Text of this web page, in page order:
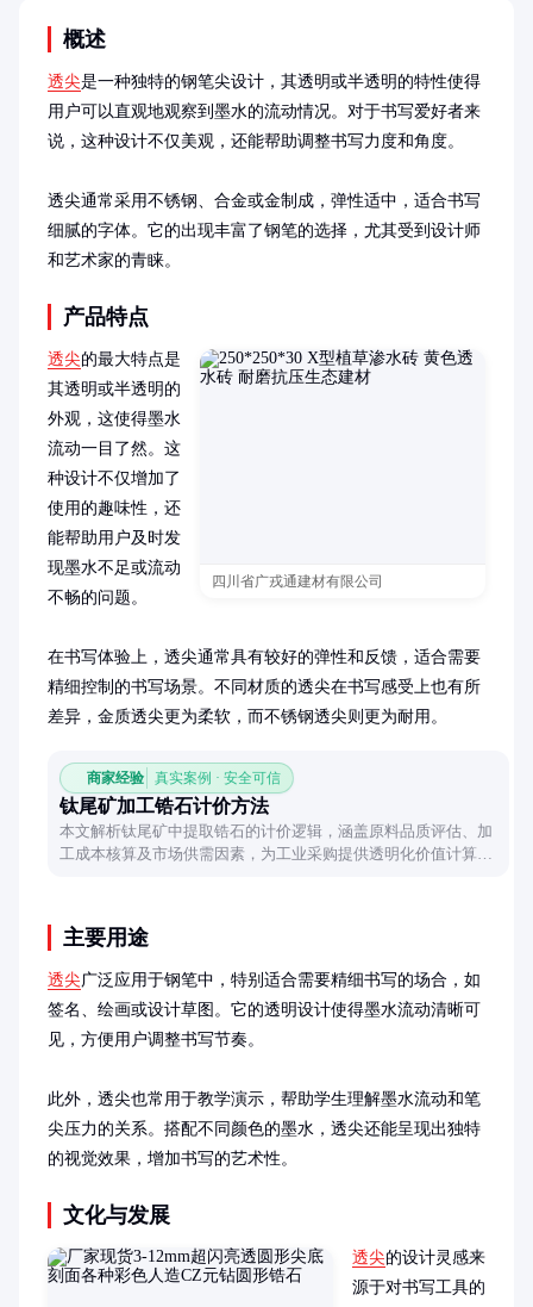
概述
透尖是一种独特的钢笔尖设计，其透明或半透明的特性使得
用户可以直观地观察到墨水的流动情况。对于书写爱好者来
说，这种设计不仅美观，还能帮助调整书写力度和角度。
透尖通常采用不锈钢、合金或金制成，弹性适中，适合书写
细腻的字体。它的出现丰富了钢笔的选择，尤其受到设计师
和艺术家的青睐。
产品特点
四川省广戎通建材有限公司
透尖的最大特点是
其透明或半透明的
外观，这使得墨水
流动一目了然。这
种设计不仅增加了
使用的趣味性，还
能帮助用户及时发
现墨水不足或流动
不畅的问题。
在书写体验上，透尖通常具有较好的弹性和反馈，适合需要
精细控制的书写场景。不同材质的透尖在书写感受上也有所
差异，金质透尖更为柔软，而不锈钢透尖则更为耐用。
商家经验 真实案例 · 安全可信
钛尾矿加工锆石计价方法
本文解析钛尾矿中提取锆石的计价逻辑，涵盖原料品质评估、加
工成本核算及市场供需因素，为工业采购提供透明化价值计算参
主要用途
透尖广泛应用于钢笔中，特别适合需要精细书写的场合，如
签名、绘画或设计草图。它的透明设计使得墨水流动清晰可
见，方便用户调整书写节奏。
此外，透尖也常用于教学演示，帮助学生理解墨水流动和笔
尖压力的关系。搭配不同颜色的墨水，透尖还能呈现出独特
的视觉效果，增加书写的艺术性。
文化与发展
透尖的设计灵感来
源于对书写工具的